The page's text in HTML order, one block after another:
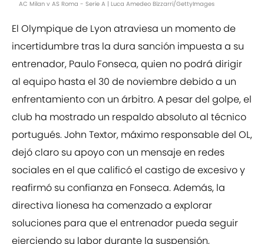
AC Milan v AS Roma - Serie A | Luca Amedeo Bizzarri/GettyImages
El Olympique de Lyon atraviesa un momento de
incertidumbre tras la dura sanción impuesta a su
entrenador, Paulo Fonseca, quien no podrá dirigir
al equipo hasta el 30 de noviembre debido a un
enfrentamiento con un árbitro. A pesar del golpe, el
club ha mostrado un respaldo absoluto al técnico
portugués. John Textor, máximo responsable del OL,
dejó claro su apoyo con un mensaje en redes
sociales en el que calificó el castigo de excesivo y
reafirmó su confianza en Fonseca. Además, la
directiva lionesa ha comenzado a explorar
soluciones para que el entrenador pueda seguir
ejerciendo su labor durante la suspensión,